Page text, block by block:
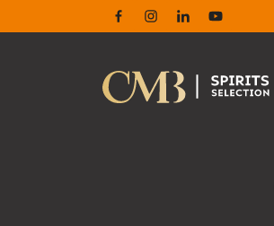
FacebookInstagram
LinkedinYoutube